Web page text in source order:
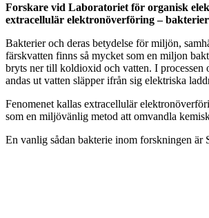
Forskare vid Laboratoriet för organisk
extracellulär elektronöverföring –
Bakterier och deras betydelse för miljön,
färskvatten finns så mycket som en miljon
bryts ner till koldioxid och vatten. I processen
andas ut vatten släpper ifrån sig elektriska
Fenomenet kallas extracellulär
som en miljövänlig metod att omvandla
En vanlig sådan bakterie inom forskningen är